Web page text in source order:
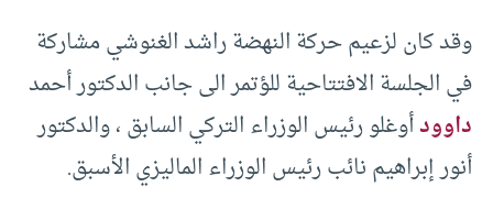
وقد كان لزعيم حركة النهضة راشد الغنوشي مشاركة
في الجلسة الافتتاحية للؤتمر الى جانب الدكتور أحمد
داوودأوغلو رئيس الوزراء التركي السابق ، والدكتور
أنور إبراهيم نائب رئيس الوزراء الماليزي الأسبق.